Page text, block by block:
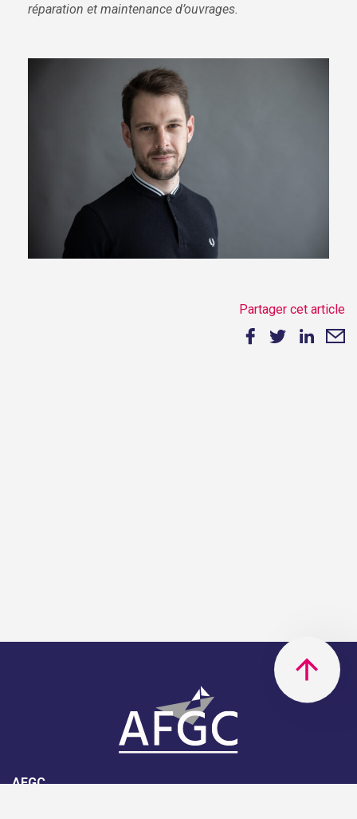
réparation et maintenance d’ouvrages.
Partager cet article
AFGC